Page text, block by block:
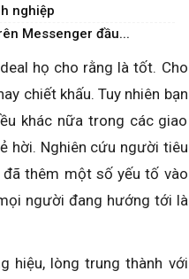
nghiệp
Messenger đầu...
họ cho rằng là tốt. Cho
chiết khấu. Tuy nhiên bạn
khác nữa trong các giao
hời. Nghiên cứu người tiêu
đã thêm một số yếu tố vào
người đang hướng tới là
hiệu, lòng trung thành với